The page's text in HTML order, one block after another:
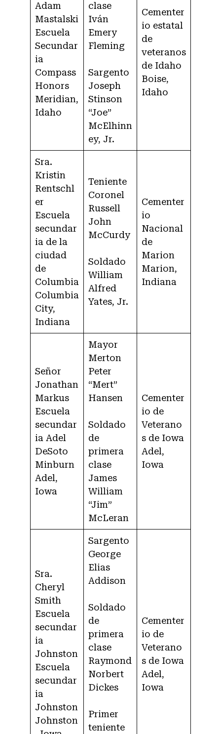
Adam
Mastalski
Escuela
Secundar
ia
Compass
Honors
Meridian,
Idaho
clase
Iván
Emery
Fleming
Sargento
Joseph
Stinson
“Joe”
McElhinn
ey, Jr.
Cementer
io estatal
de
veteranos
de Idaho
Boise,
Idaho
Sra.
Kristin
Rentschl
er
Escuela
secundar
ia de la
ciudad
de
Columbia
Columbia
City,
Indiana
Teniente
Coronel
Russell
John
McCurdy
Soldado
William
Alfred
Yates, Jr.
Cementer
io
Nacional
de
Marion
Marion,
Indiana
Señor
Jonathan
Markus
Escuela
secundar
ia Adel
DeSoto
Minburn
Adel,
Iowa
Mayor
Merton
Peter
“Mert”
Hansen
Soldado
de
primera
clase
James
William
“Jim”
McLeran
Cementer
io de
Veterano
s de Iowa
Adel,
Iowa
Sra.
Cheryl
Smith
Escuela
secundar
ia
Johnston
Escuela
secundar
ia
Johnston
Johnston
Sargento
George
Elias
Addison
Soldado
de
primera
clase
Raymond
Norbert
Dickes
Primer
teniente
Cementer
io de
Veterano
s de Iowa
Adel,
Iowa